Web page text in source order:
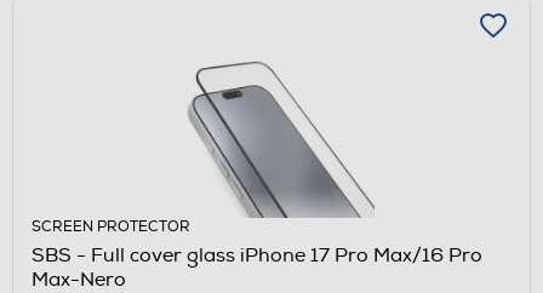
SCREEN PROTECTOR
SBS - Full cover glass iPhone 17 Pro Max/16 Pro
Max-Nero